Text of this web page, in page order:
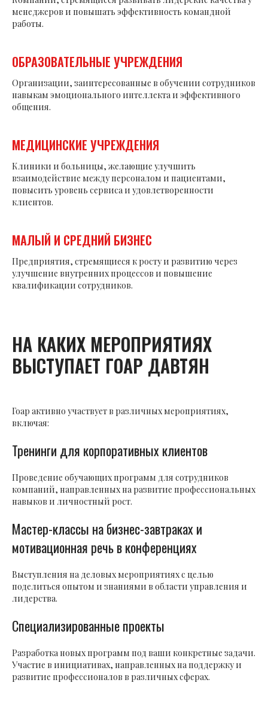
менеджеров и повышать эффективность командной
работы.
ОБРАЗОВАТЕЛЬНЫЕ УЧРЕЖДЕНИЯ
Организации, заинтересованные в обучении сотрудников
навыкам эмоционального интеллекта и эффективного
общения.
МЕДИЦИНСКИЕ УЧРЕЖДЕНИЯ
Клиники и больницы, желающие улучшить
взаимодействие между персоналом и пациентами,
повысить уровень сервиса и удовлетворенности
клиентов.
МАЛЫЙ И СРЕДНИЙ БИЗНЕС
Предприятия, стремящиеся к росту и развитию через
улучшение внутренних процессов и повышение
квалификации сотрудников.
НА КАКИХ МЕРОПРИЯТИЯХ
ВЫСТУПАЕТ ГОАР ДАВТЯН
Гоар активно участвует в различных мероприятиях,
включая:
Тренинги для корпоративных клиентов
Проведение обучающих программ для сотрудников
компаний, направленных на развитие профессиональных
навыков и личностный рост.
Мастер-классы на бизнес-завтраках и
мотивационная речь в конференциях
Выступления на деловых мероприятиях с целью
поделиться опытом и знаниями в области управления и
лидерства.
Специализированные проекты
Разработка новых программ под ваши конкретные задачи.
Участие в инициативах, направленных на поддержку и
развитие профессионалов в различных сферах.